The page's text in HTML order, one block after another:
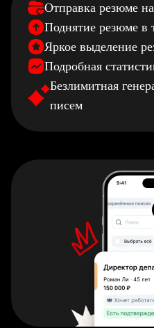
Отправка резюме
Поднятие резюме в
Яркое выделение
Подробная
Безлимитная
писем